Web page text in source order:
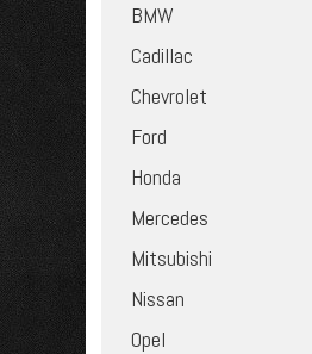
BMW
Cadillac
Chevrolet
Ford
Honda
Mercedes
Mitsubishi
Nissan
Opel